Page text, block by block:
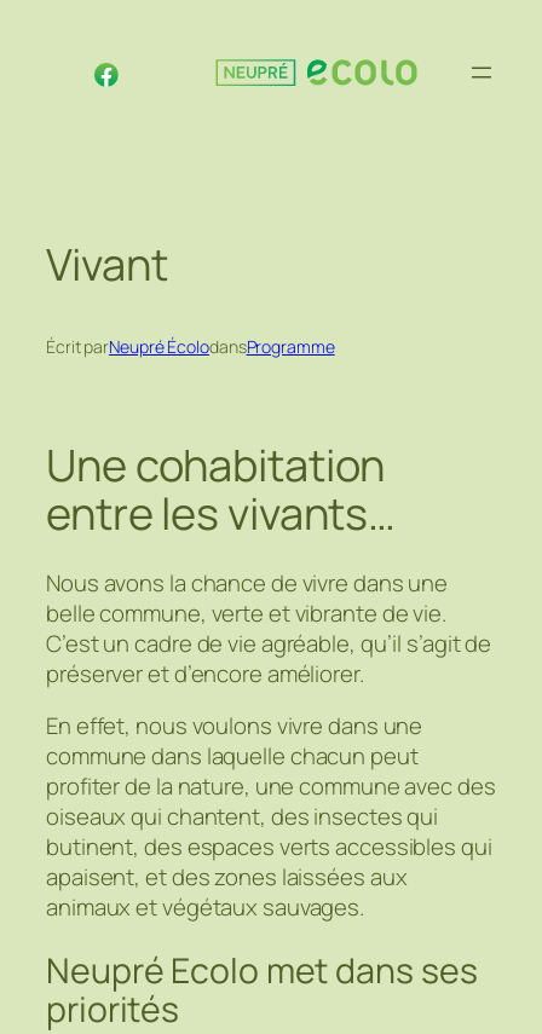
contenu
Vivant
Écrit parNeupré ÉcolodansProgramme
Une cohabitation
entre les vivants…
Nous avons la chance de vivre dans une
belle commune, verte et vibrante de vie.
C’est un cadre de vie agréable, qu’il s’agit de
préserver et d’encore améliorer.
En effet, nous voulons vivre dans une
commune dans laquelle chacun peut
profiter de la nature, une commune avec des
oiseaux qui chantent, des insectes qui
butinent, des espaces verts accessibles qui
apaisent, et des zones laissées aux
animaux et végétaux sauvages.
Neupré Ecolo met dans ses
priorités